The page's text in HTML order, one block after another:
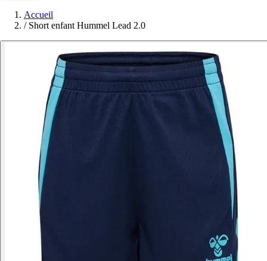
Accueil
/ Short enfant Hummel Lead 2.0